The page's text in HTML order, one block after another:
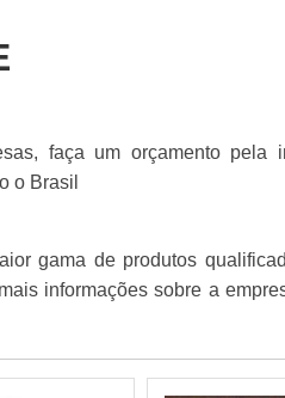
faça um orçamento pela
o Brasil
gama de produtos
informações sobre a